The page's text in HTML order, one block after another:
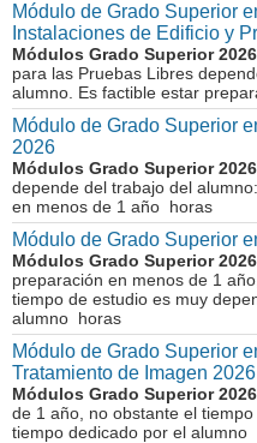
Módulo de Grado Superior
Instalaciones de Edificio y
Módulos Grado Superior 2026
para las Pruebas Libres
alumno. Es factible estar
Módulo de Grado Superior
2026
Módulos Grado Superior 2026
depende del trabajo del
en menos de 1 año horas
Módulo de Grado Superior
Módulos Grado Superior 2026
preparación en menos de 1
tiempo de estudio es muy
alumno horas
Módulo de Grado Superior
Tratamiento de Imagen 2026
Módulos Grado Superior 2026
de 1 año, no obstante el
tiempo dedicado por el alumno